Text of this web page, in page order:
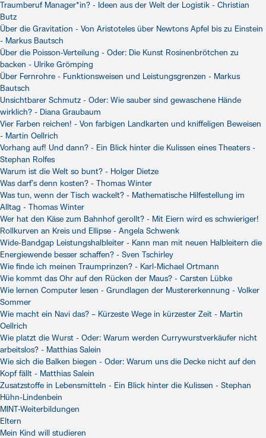
Traumberuf Manager*in? - Ideen aus der Welt der Logistik - Christian
Butz
Über die Gravitation - Von Aristoteles über Newtons Apfel bis zu Einstein
- Markus Bautsch
Über die Poisson-Verteilung - Oder: Die Kunst Rosinenbrötchen zu
backen - Ulrike Grömping
Über Fernrohre - Funktionsweisen und Leistungsgrenzen - Markus
Bautsch
Unsichtbarer Schmutz - Oder: Wie sauber sind gewaschene Hände
wirklich? - Diana Graubaum
Vier Farben reichen! - Von farbigen Landkarten und kniffeligen Beweisen
- Martin Oellrich
Vorhang auf! Und dann? - Ein Blick hinter die Kulissen eines Theaters -
Stephan Rolfes
Warum ist die Welt so bunt? - Holger Dietze
Was darf’s denn kosten? - Thomas Winter
Was tun, wenn der Tisch wackelt? - Mathematische Hilfestellung im
Alltag - Thomas Winter
Wer hat den Käse zum Bahnhof gerollt? - Mit Eiern wird es schwieriger!
Rollkurven an Kreis und Ellipse - Angela Schwenk
Wide-Bandgap Leistungshalbleiter - Kann man mit neuen Halbleitern die
Energiewende besser schaffen? - Sven Tschirley
Wie finde ich meinen Traumprinzen? - Karl-Michael Ortmann
Wie kommt das Ohr auf den Rücken der Maus? - Carsten Lübke
Wie lernen Computer lesen - Grundlagen der Mustererkennung - Volker
Sommer
Wie macht ein Navi das? – Kürzeste Wege in kürzester Zeit - Martin
Oellrich
Wie platzt die Wurst - Oder: Warum werden Currywurstverkäufer nicht
arbeitslos? - Matthias Salein
Wie sich die Balken biegen - Oder: Warum uns die Decke nicht auf den
Kopf fällt - Matthias Salein
Zusatzstoffe in Lebensmitteln - Ein Blick hinter die Kulissen - Stephan
Hühn-Lindenbein
MINT-Weiterbildungen
Eltern
Mein Kind will studieren